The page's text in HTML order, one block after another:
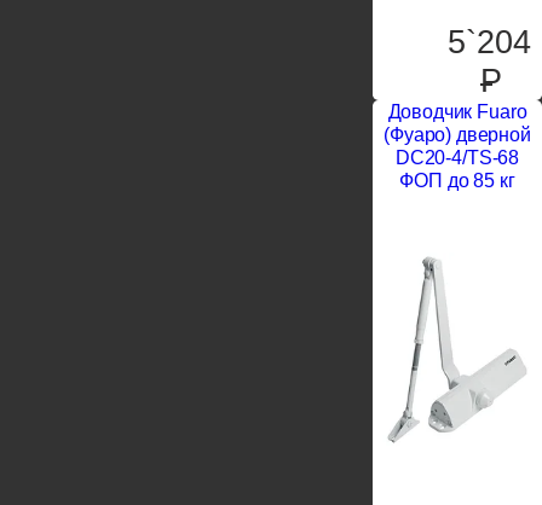
5`204
P
Доводчик Fuaro
(Фуаро) дверной
DC20-4/TS-68
ФОП до 85 кг